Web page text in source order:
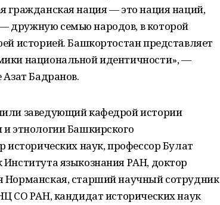
гражданская нация — это нация наций,
дружную семью народов, в которой
историей. Башкортостан представляет
национальной идентичности», —
Бадранов.
заведующий кафедрой истории
этнологии Башкирского
исторических наук, профессор Булат
языкознания РАН, доктор
Норманская, старший научный сотрудник
СО РАН, кандидат исторических наук